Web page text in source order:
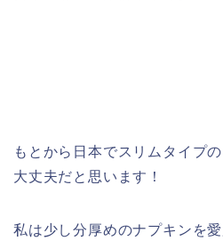
もとから日本でスリムタイプ
大丈夫だと思います！
私は少し分厚めのナプキンを